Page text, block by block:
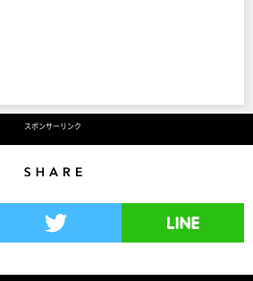
スポンサーリンク